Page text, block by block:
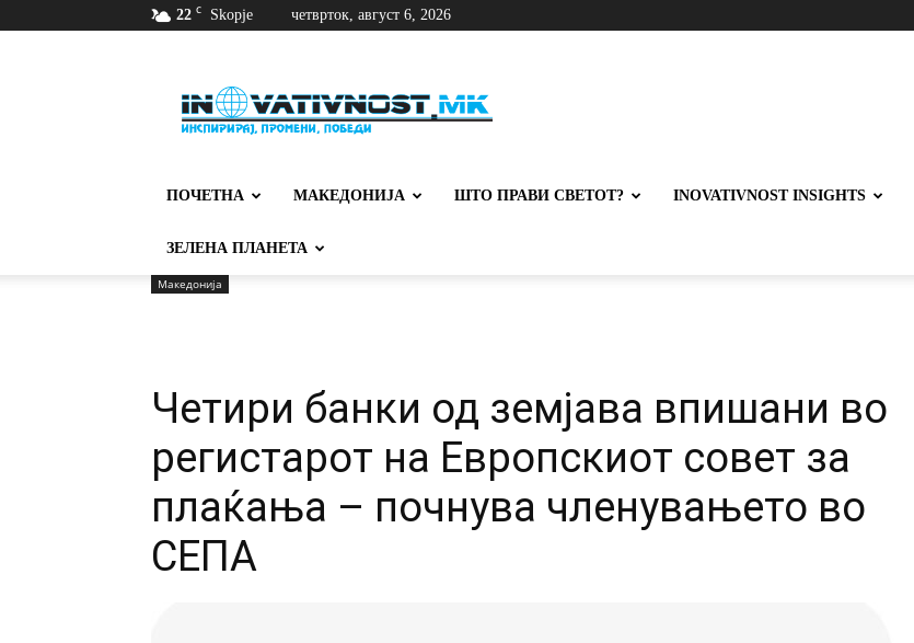
22 C Skopje четврток, август 6, 2026
ПОЧЕТНА МАКЕДОНИЈА ШТО ПРАВИ СВЕТОТ? INOVATIVNOST INSIGHTS
ЗЕЛЕНА ПЛАНЕТА
Македонија
Четири банки од земјава впишани во
регистарот на Европскиот совет за
плаќања – почнува членувањето во
СЕПА